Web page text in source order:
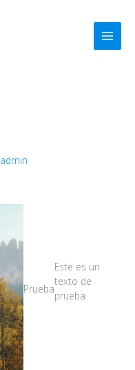
admin
Prueba
Este es un
texto de
prueba